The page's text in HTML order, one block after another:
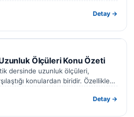
Detay →
Ölçüleri Konu Özeti
dersinde uzunluk ölçüleri,
konulardan biridir. Özellikle
Detay →